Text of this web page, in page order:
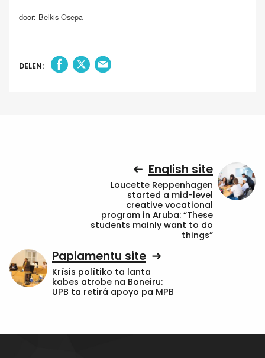
door: Belkis Osepa
DELEN:
English site
Loucette Reppenhagen
started a mid-level
creative vocational
program in Aruba: “These
students mainly want to do
things”
Papiamentu site
Krísis polítiko ta lanta
kabes atrobe na Boneiru:
UPB ta retirá apoyo pa MPB